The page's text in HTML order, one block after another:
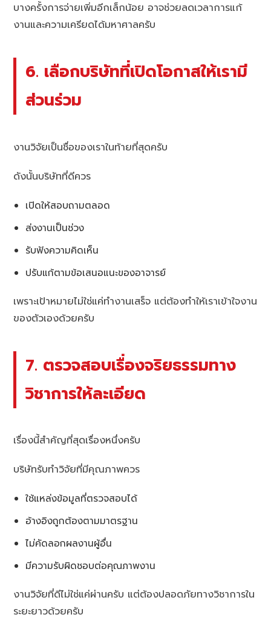
บางครั้งการจ่ายเพิ่มอีกเล็กน้อย อาจช่วยลดเวลาการแก้
งานและความเครียดได้มหาศาลครับ
6. เลือกบริษัทที่เปิดโอกาสให้เรามี
ส่วนร่วม
งานวิจัยเป็นชื่อของเราในท้ายที่สุดครับ
ดังนั้นบริษัทที่ดีควร
เปิดให้สอบถามตลอด
ส่งงานเป็นช่วง
รับฟังความคิดเห็น
ปรับแก้ตามข้อเสนอแนะของอาจารย์
เพราะเป้าหมายไม่ใช่แค่ทำงานเสร็จ แต่ต้องทำให้เราเข้าใจงาน
ของตัวเองด้วยครับ
7. ตรวจสอบเรื่องจริยธรรมทาง
วิชาการให้ละเอียด
เรื่องนี้สำคัญที่สุดเรื่องหนึ่งครับ
บริษัทรับทำวิจัยที่มีคุณภาพควร
ใช้แหล่งข้อมูลที่ตรวจสอบได้
อ้างอิงถูกต้องตามมาตรฐาน
ไม่คัดลอกผลงานผู้อื่น
มีความรับผิดชอบต่อคุณภาพงาน
งานวิจัยที่ดีไม่ใช่แค่ผ่านครับ แต่ต้องปลอดภัยทางวิชาการใน
ระยะยาวด้วยครับ